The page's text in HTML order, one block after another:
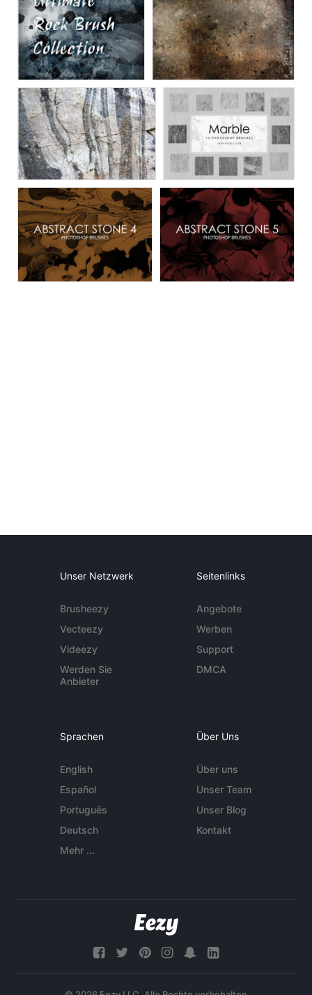
Unser Netzwerk
Brusheezy
Vecteezy
Videezy
Werden Sie
Anbieter
Seitenlinks
Angebote
Werben
Support
DMCA
Sprachen
English
Español
Português
Deutsch
Mehr ...
Über Uns
Über uns
Unser Team
Unser Blog
Kontakt